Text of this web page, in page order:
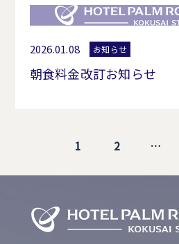
2026.01.08 お知らせ
朝食料金改訂お知らせ
1 2 …